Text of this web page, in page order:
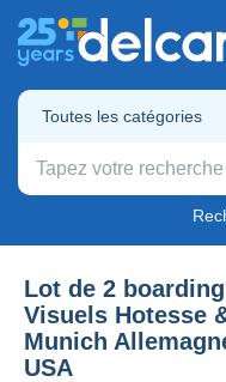
Toutes les catégories
Lot de 2
Visuels Hotesse
Munich
USA